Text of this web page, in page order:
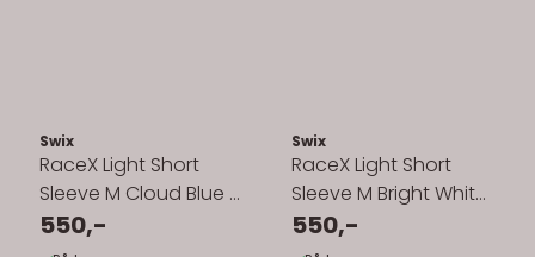
Swix
RaceX Light Short
Sleeve M Cloud Blue /
Lake Blue
550,-
Swix
RaceX Light Short
Sleeve M Bright White
/ Lake Blue
550,-